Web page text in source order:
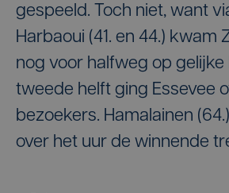
gespeeld. Toch niet, want
Harbaoui (41. en 44.) kwam
nog voor halfweg op gelijke
tweede helft ging Essevee
bezoekers. Hamalainen
over het uur de winnende